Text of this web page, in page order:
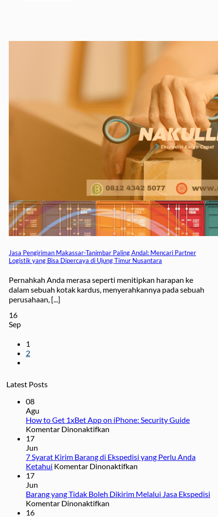
Jasa Pengiriman Makassar-Tanimbar Paling Andal: Mencari Partner
Logistik yang Bisa Dipercaya di Ujung Timur Nusantara
Pernahkah Anda merasa seperti menitipkan harapan ke
dalam sebuah kotak kardus, menyerahkannya pada sebuah
perusahaan, [...]
16
Sep
1
2
Latest Posts
08
Agu
How to Get 1xBet App on iPhone: Security Guide
Komentar Dinonaktifkan
Get
1xBet
iPhone:
17
Jun
7 Syarat Kirim Barang di Ekspedisi yang Perlu Anda
Ketahui Komentar Dinonaktifkan
Kirim
17
Jun
Barang yang Tidak Boleh Dikirim Melalui Jasa Ekspedisi
Komentar Dinonaktifkan
16